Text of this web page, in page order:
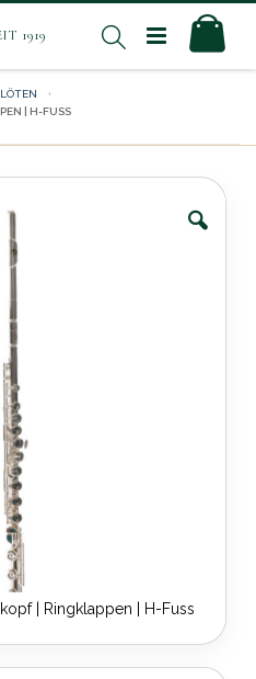
Suche
| H-FUSS
| Ringklappen | H-Fuss